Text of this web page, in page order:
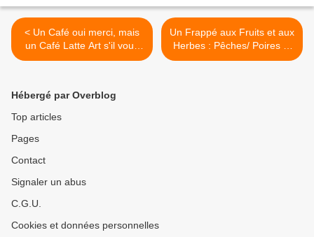
< Un Café oui merci, mais
un Café Latte Art s'il vous
plaît
Un Frappé aux Fruits et aux
Herbes : Pêches/ Poires et
Basilic/Menthe >
Hébergé par Overblog
Top articles
Pages
Contact
Signaler un abus
C.G.U.
Cookies et données personnelles